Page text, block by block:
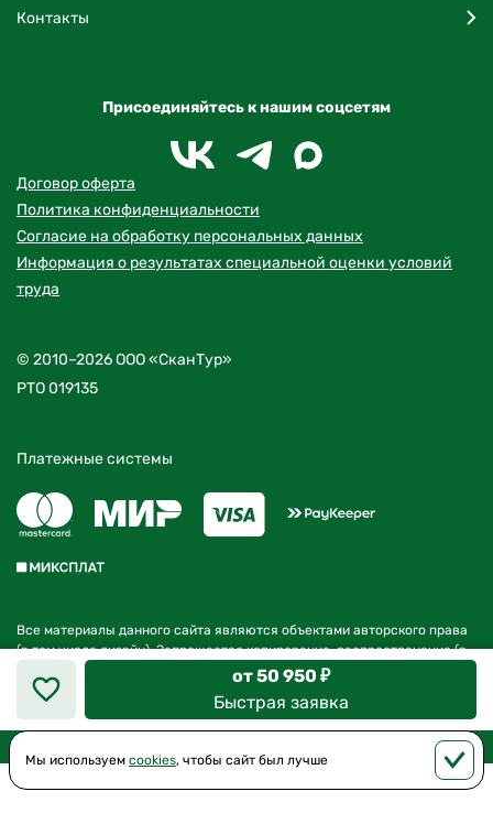
от 50 950 ₽
Быстрая заявка
Контакты
Присоединяйтесь к нашим соцсетям
Договор оферта
Политика конфиденциальности
Согласие на обработку персональных данных
Информация о результатах специальной оценки условий
труда
© 2010–2026 ООО «СканТур»
РТО 019135
Платежные системы
Все материалы данного сайта являются объектами авторского права
(в том числе дизайн). Запрещается копирование, распространение (в
том числе путем копирования на другие сайты и ресурсы в Интернете)
или любое иное использование информации и объектов без
предварительного согласия правообладателя
Мы используем cookies, чтобы сайт был лучше